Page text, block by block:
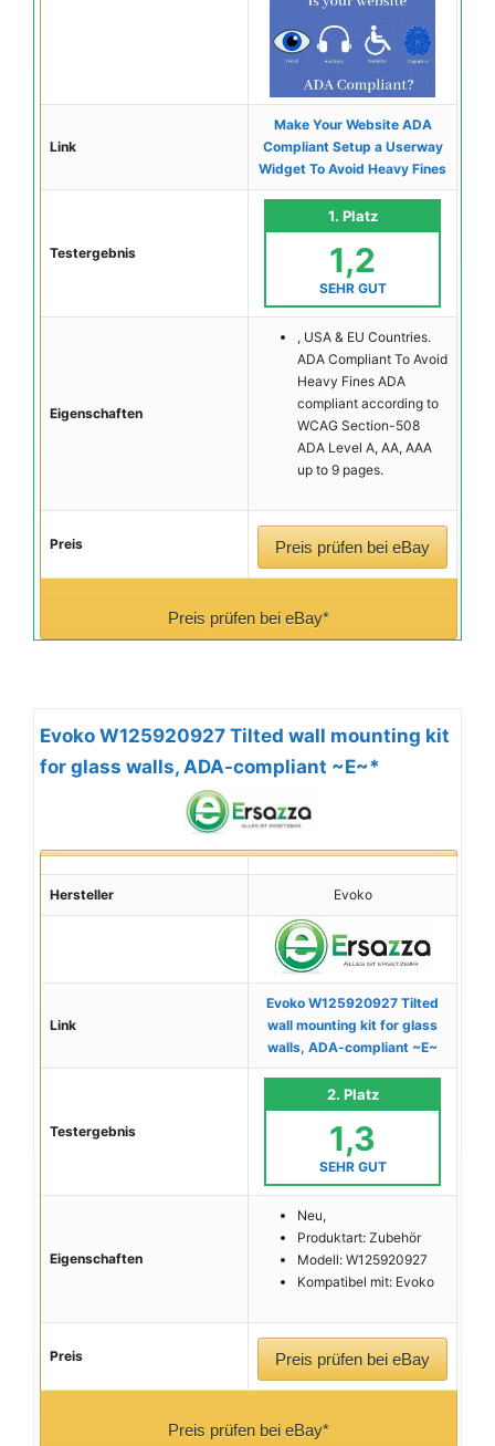
Link
Make Your Website ADA
Compliant Setup a Userway
Widget To Avoid Heavy Fines
Testergebnis
1. Platz
1,2
SEHR GUT
Eigenschaften
, USA & EU Countries.
ADA Compliant To Avoid
Heavy Fines ADA
compliant according to
WCAG Section-508
ADA Level A, AA, AAA
up to 9 pages.
Preis Preis prüfen bei eBay
Preis prüfen bei eBay*
Evoko W125920927 Tilted wall mounting kit
for glass walls, ADA-compliant ~E~*
Hersteller Evoko
Link
Evoko W125920927 Tilted
wall mounting kit for glass
walls, ADA-compliant ~E~
Testergebnis
2. Platz
1,3
SEHR GUT
Eigenschaften
Neu,
Produktart: Zubehör
Modell: W125920927
Kompatibel mit: Evoko
Preis Preis prüfen bei eBay
Preis prüfen bei eBay*